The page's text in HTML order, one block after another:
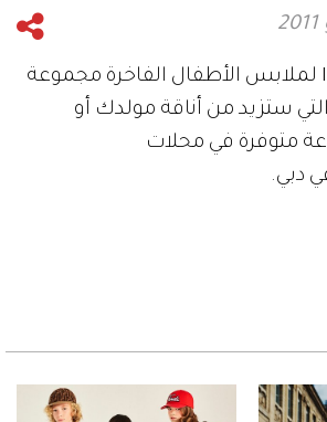
تقدم ماركة Ilgulfo لملابس الأطفال الفاخرة مجموعة
ستزيد من أناقة مولدك أو
متوفرة في محلات